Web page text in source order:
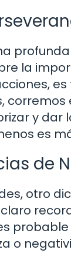
la
corremos
y dar
es
de
otro
claro
o